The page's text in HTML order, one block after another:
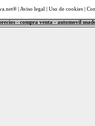
| Aviso legal Uso de cookies|
- compra venta - automovil